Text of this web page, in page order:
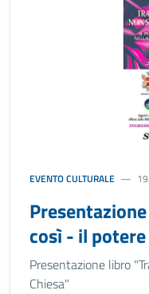
EVENTO CULTURALE
così - il
Presentazione libro
Chiesa"